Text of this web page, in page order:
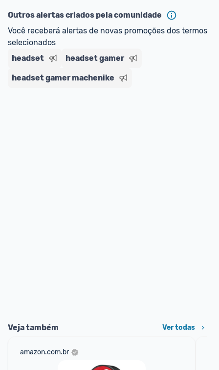
Outros alertas criados pela comunidade
Você receberá alertas de novas promoções dos termos
selecionados
headset
headset gamer
headset gamer machenike
Veja também Ver todas
amazon.com.br